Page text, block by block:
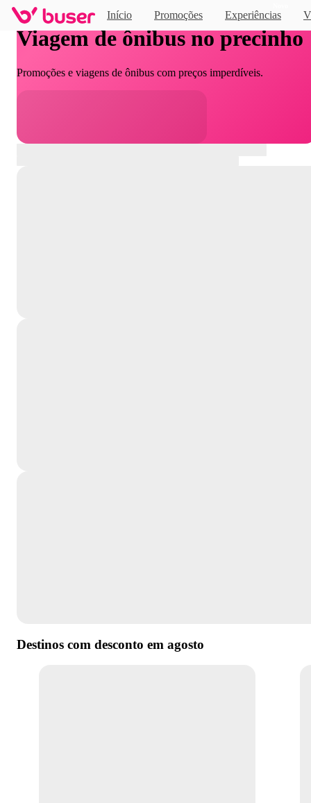
Início Promoções Experiências
Viagem de ônibus no precinho
Promoções e viagens de ônibus com preços imperdíveis.
Destinos com desconto em agosto